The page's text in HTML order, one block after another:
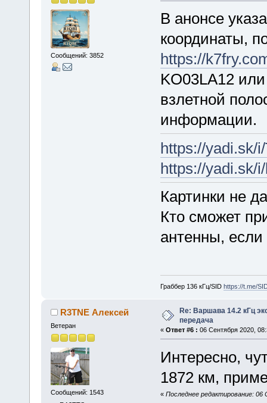
Сообщений: 3852
В анонсе
координаты,
https://
KO03LA12
взлетной
информации.
https://yadi.sk/
https://yadi.sk/
Картинки не
Кто сможет
антенны, если
Граббер 136 кГц/SID https://t.me/
R3TNE Алексей
Ветеран
Сообщений: 1543
Re: Варшава 14.2 кГц
передача
« Ответ #6 : 06 Сентября 2020,
Интересно,
1872 км,
« Последнее редактирование: 06